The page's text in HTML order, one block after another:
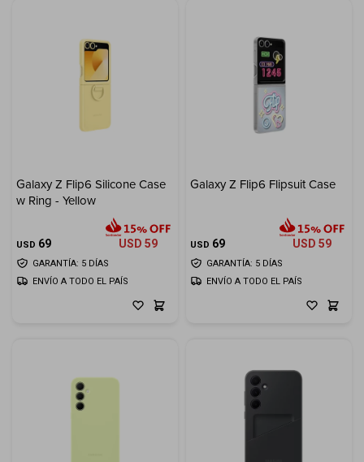
Galaxy Z Flip6 Silicone Case
w Ring - Yellow
USD 69 USD 59
GARANTÍA: 5 DÍAS
ENVÍO A TODO EL PAÍS
Galaxy Z Flip6 Flipsuit Case
USD 69 USD 59
GARANTÍA: 5 DÍAS
ENVÍO A TODO EL PAÍS